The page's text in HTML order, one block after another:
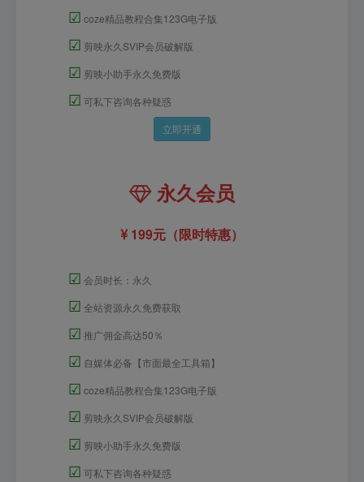
☑ coze精品教程合集123G电子版
☑ 剪映永久SVIP会员破解版
☑ 剪映小助手永久免费版
☑ 可私下咨询各种疑惑
立即开通
永久会员
199元（限时特惠）
☑ 会员时长：永久
☑ 全站资源永久免费获取
☑ 推广佣金高达50％
☑ 自媒体必备【市面最全工具箱】
☑ coze精品教程合集123G电子版
☑ 剪映永久SVIP会员破解版
☑ 剪映小助手永久免费版
☑ 可私下咨询各种疑惑